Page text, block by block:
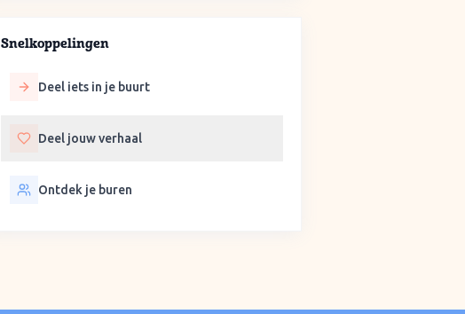
Snelkoppelingen
Deel iets in je buurt
Deel jouw verhaal
Ontdek je buren